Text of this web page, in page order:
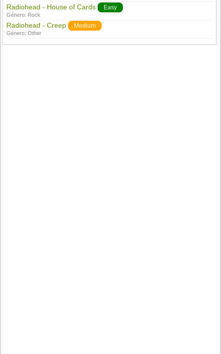
Radiohead - House of Cards Easy
Género: Rock
Radiohead - Creep Medium
Género:Other